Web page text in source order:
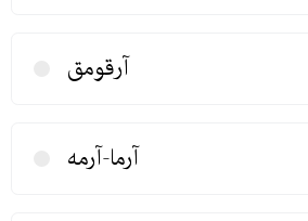
آرقومق
آرما-آرمه